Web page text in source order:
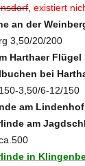
,existiert
an der
3,50/20/200
Harthaer Flügel
bei
3,50/6-12/150
am
am
in